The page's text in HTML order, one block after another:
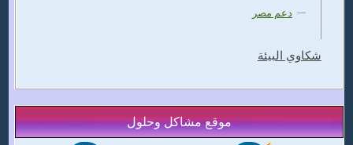
دعم مصر
شكاوي البيئة
موقع مشاكل وحلول